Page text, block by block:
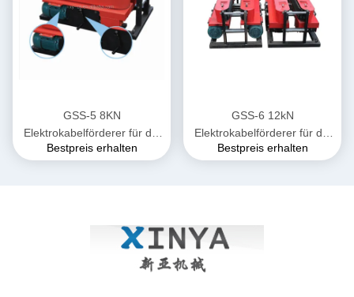
GSS-5 8KN
Elektrokabelförderer für die
unterirdische Verlegung von
Bestpreis erhalten
GSS-6 12kN
Elektrokabelförderer für die
unterirdische Verlegung von
Bestpreis erhalten